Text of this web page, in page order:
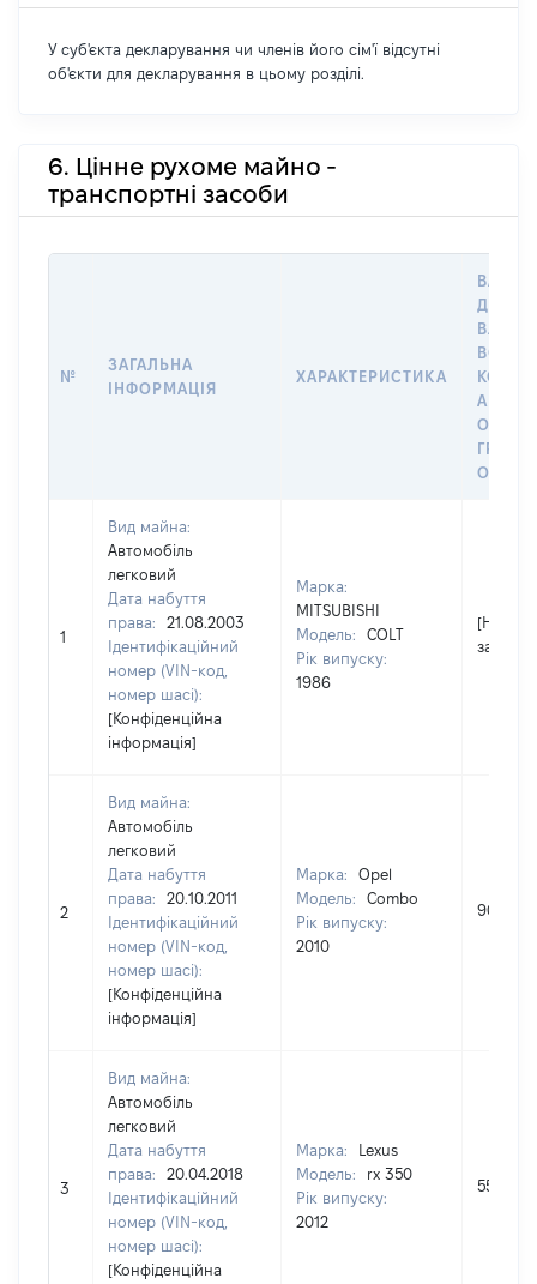
У суб'єкта декларування чи членів його сім'ї відсутні
об'єкти для декларування в цьому розділі.
6. Цінне рухоме майно -
транспортні засоби
№
ЗАГАЛЬНА
ІНФОРМАЦІЯ
ХАРАКТЕРИСТИКА
ДАТУ
АБО
1
Вид майна:
Автомобіль
легковий
Дата набуття
права:
21.08.2003
Ідентифікаційний
номер (VIN-код,
номер шасі):
[Конфіденційна
інформація]
Марка:
MITSUBISHI
Модель:
COLT
Рік випуску:
1986
[Не
2
Вид майна:
Автомобіль
легковий
Дата набуття
права:
20.10.2011
Ідентифікаційний
номер (VIN-код,
номер шасі):
[Конфіденційна
інформація]
Марка:
Opel
Модель:
Combo
Рік випуску:
2010
90000
3
Вид майна:
Автомобіль
легковий
Дата набуття
права:
20.04.2018
Ідентифікаційний
номер (VIN-код,
номер шасі):
[Конфіденційна
Марка:
Lexus
Модель:
rx 350
Рік випуску:
2012
550000